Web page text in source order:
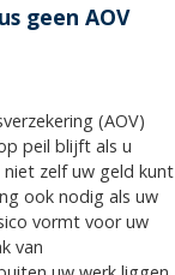
geen AOV
(AOV)
peil blijft als u
zelf uw geld kunt
ook nodig als uw
vormt voor uw
van